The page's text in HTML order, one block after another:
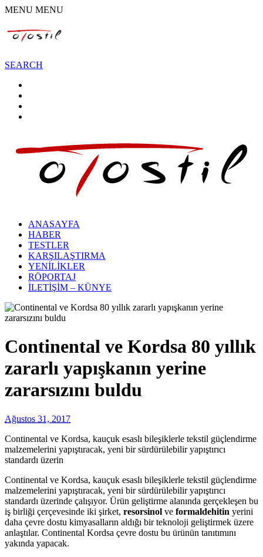
MENU MENU
SEARCH
ANASAYFA
HABER
TESTLER
KARŞILAŞTIRMA
YENİLİKLER
RÖPORTAJ
İLETİŞİM – KÜNYE
Continental ve Kordsa 80 yıllık
zararlı yapışkanın yerine
zararsızını buldu
Ağustos 31, 2017
Continental ve Kordsa, kauçuk esaslı bileşiklerle tekstil güçlendirme
malzemelerini yapıştıracak, yeni bir sürdürülebilir yapıştırıcı
standardı üzerin
Continental ve Kordsa, kauçuk esaslı bileşiklerle tekstil güçlendirme
malzemelerini yapıştıracak, yeni bir sürdürülebilir yapıştırıcı
standardı üzerinde çalışıyor. Ürün geliştirme alanında gerçekleşen bu
iş birliği çerçevesinde iki şirket, resorsinol ve formaldehitin yerini
daha çevre dostu kimyasalların aldığı bir teknoloji geliştirmek üzere
anlaştılar. Continental Kordsa çevre dostu bu ürünün tanıtımını
yakında yapacak.